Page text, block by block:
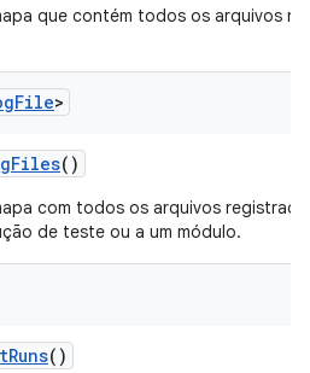
que contém todos os arquivos
File>
Files()
com todos os arquivos
de teste ou a um módulo.
Runs()